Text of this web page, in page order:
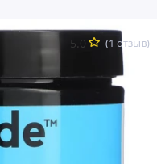
5.0 (1 отзыв)